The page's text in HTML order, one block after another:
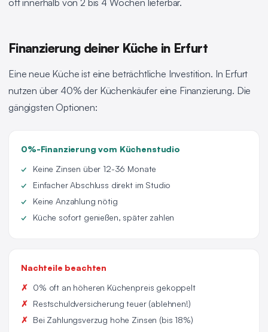
oft innerhalb von 2 bis 4 Wochen lieferbar.
Finanzierung deiner Küche in Erfurt
Eine neue Küche ist eine beträchtliche Investition. In Erfurt
nutzen über 40% der Küchenkäufer eine Finanzierung. Die
gängigsten Optionen:
0%-Finanzierung vom Küchenstudio
Keine Zinsen über 12-36 Monate
Einfacher Abschluss direkt im Studio
Keine Anzahlung nötig
Küche sofort genießen, später zahlen
Nachteile beachten
0% oft an höheren Küchenpreis gekoppelt
Restschuldversicherung teuer (ablehnen!)
Bei Zahlungsverzug hohe Zinsen (bis 18%)